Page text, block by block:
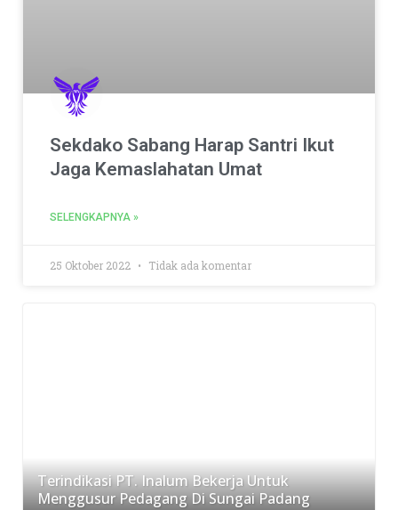
Sekdako Sabang Harap Santri Ikut
Jaga Kemaslahatan Umat
SELENGKAPNYA »
25 Oktober 2022 Tidak ada komentar
Terindikasi PT. Inalum Bekerja Untuk
Menggusur Pedagang Di Sungai Padang